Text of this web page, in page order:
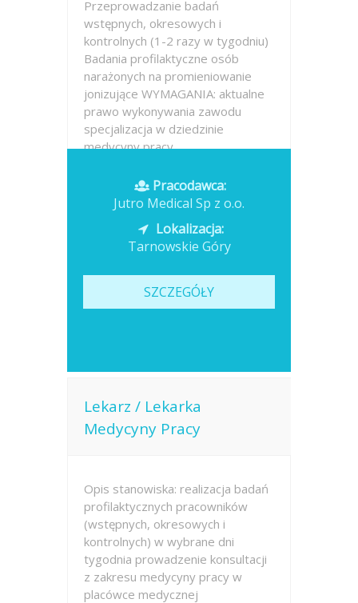
Przeprowadzanie badań
wstępnych, okresowych i
kontrolnych (1-2 razy w tygodniu)
Badania profilaktyczne osób
narażonych na promieniowanie
jonizujące WYMAGANIA: aktualne
prawo wykonywania zawodu
specjalizacja w dziedzinie
medycyny pracy...
Opublikowano: dzisiajPracodawca:
Jutro Medical Sp z o.o.
Lokalizacja:
Tarnowskie Góry
SZCZEGÓŁY
Lekarz / Lekarka
Medycyny Pracy
Opis stanowiska: realizacja badań
profilaktycznych pracowników
(wstępnych, okresowych i
kontrolnych) w wybrane dni
tygodnia prowadzenie konsultacji
z zakresu medycyny pracy w
placówce medycznej